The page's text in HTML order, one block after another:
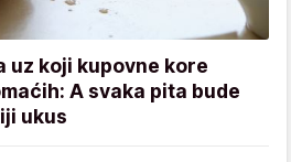
uz koji kupovne kore
A svaka pita bude
ukus